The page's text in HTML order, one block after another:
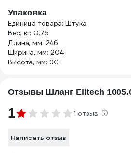
Упаковка
Единица товара: Штука
Вес, кг: 0.75
Длина, мм: 246
Ширина, мм: 204
Высота, мм: 90
Отзывы Шланг Elitech
1 1 отзыв
Написать отзыв